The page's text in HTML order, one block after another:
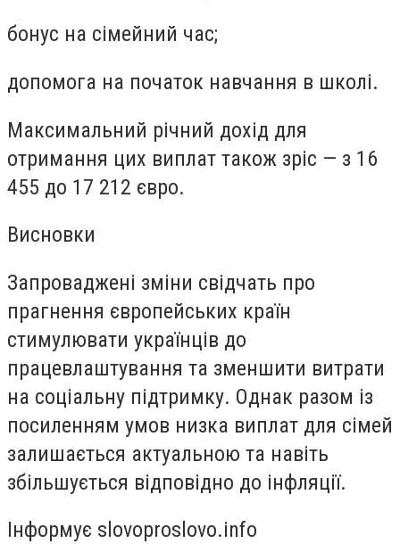
бонус на сімейний час;
допомога на початок навчання в школі.
Максимальний річний дохід для
отримання цих виплат також зріс — з 16
455 до 17 212 євро.
Висновки
Запроваджені зміни свідчать про
прагнення європейських країн
стимулювати українців до
працевлаштування та зменшити витрати
на соціальну підтримку. Однак разом із
посиленням умов низка виплат для сімей
залишається актуальною та навіть
збільшується відповідно до інфляції.
Інформує slovoproslovo.info